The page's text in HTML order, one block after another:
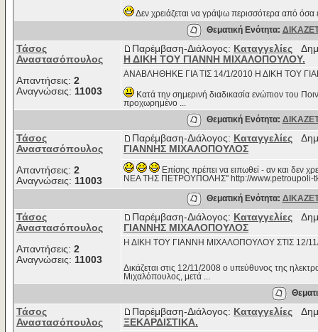
Δεν χρειάζεται να γράψω περισσότερα από όσα
Θεματική Ενότητα:
Τάσος
Αναστασόπουλος
Απαντήσεις: 2
Αναγνώσεις: 11003
Παρέμβαση-Διάλογος: Καταγγελίες
Η ΔΙΚΗ ΤΟΥ ΓΙΑΝΝΗ ΜΙΧΑΛΟΠΟΥΛΟΥ.
ΑΝΑΒΛΗΘΗΚΕ ΓΙΑ ΤΙΣ 14/1/2010 Η ΔΙΚΗ ΤΟΥ
Κατά την σημερινή διαδικασία ενώπιον του
προχωρημένο ...
Θεματική Ενότητα:
Τάσος
Αναστασόπουλος
Απαντήσεις: 2
Αναγνώσεις: 11003
Παρέμβαση-Διάλογος: Καταγγελίες
ΓΙΑΝΝΗΣ ΜΙΧΑΛΟΠΟΥΛΟΣ
Επίσης πρέπει να ειπωθεί - αν και δεν
ΝΕΑ ΤΗΣ ΠΕΤΡΟΥΠΟΛΗΣ'' http://www.petroupoli-
Θεματική Ενότητα:
Τάσος
Αναστασόπουλος
Απαντήσεις: 2
Αναγνώσεις: 11003
Παρέμβαση-Διάλογος: Καταγγελίες
ΓΙΑΝΝΗΣ ΜΙΧΑΛΟΠΟΥΛΟΣ
Η ΔΙΚΗ ΤΟΥ ΓΙΑΝΝΗ ΜΙΧΑΛΟΠΟΥΛΟΥ ΣΤΙΣ 12/
Δικάζεται στις 12/11/2008 ο υπεύθυνος της
Μιχαλόπουλος, μετά ...
Τάσος
Αναστασόπουλος
Παρέμβαση-Διάλογος: Καταγγελίες
ΞΕΚΑΡΔΙΣΤΙΚΑ.